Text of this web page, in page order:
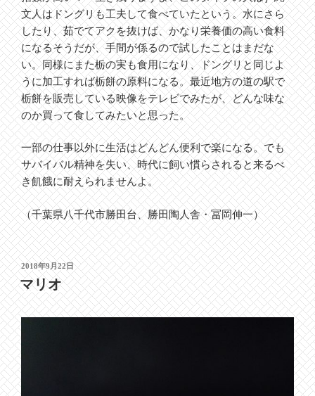
文人はドングリも工夫して食べていたという。水にさら
したり、茹でてアクを抜けば、かなり栄養価の高い食料
になるそうだが、手間が係るので試したことはまだな
い。同様にまた栃の実も食用になり、ドングリと同じよ
うに加工すれば栃餅の原料になる。最近地方の道の駅で
栃餅を販売している映像をテレビでみたが、どんな味な
のか買って食してみたいと思った。
一部の仕事以外に生活はどんどん便利で楽になる。でも
サバイバル精神を失い、時代に飼い慣らされると来るべ
き飢餓に耐えられませんよ。
（千葉県八千代市勝田台、勝田陶人舎・冨岡伸一）
投
稿
日:
2018年9月22日
マリオ